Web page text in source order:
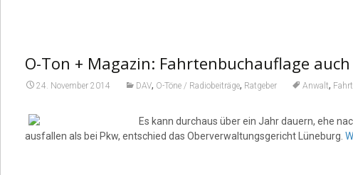
O-Ton + Magazin: Fahrtenbuchauflage
24. November 2014 DAV, O-Töne / Radiobeiträge, Ratgeber Anwalt,
Es kann durchaus über ein Jahr dauern, ehe
ausfallen als bei Pkw, entschied das Oberverwaltungsgericht Lüneburg.